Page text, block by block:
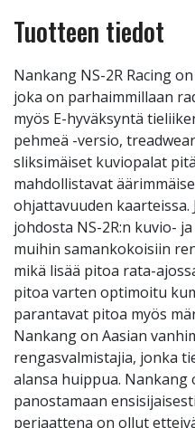
Tuotteen tiedot
Nankang NS-2R Racing
joka on parhaimmillaan
myös E-hyväksyntä
pehmeä -versio,
sliksimäiset kuviopalat
mahdollistavat
ohjattavuuden kaarteissa.
johdosta NS-2R:n kuvio-
muihin samankokoisiin
mikä lisää pitoa rata-
pitoa varten optimoitu
parantavat pitoa myös
Nankang on Aasian
rengasvalmistajia, jonka
alansa huippua.
panostamaan
periaattena on ollut